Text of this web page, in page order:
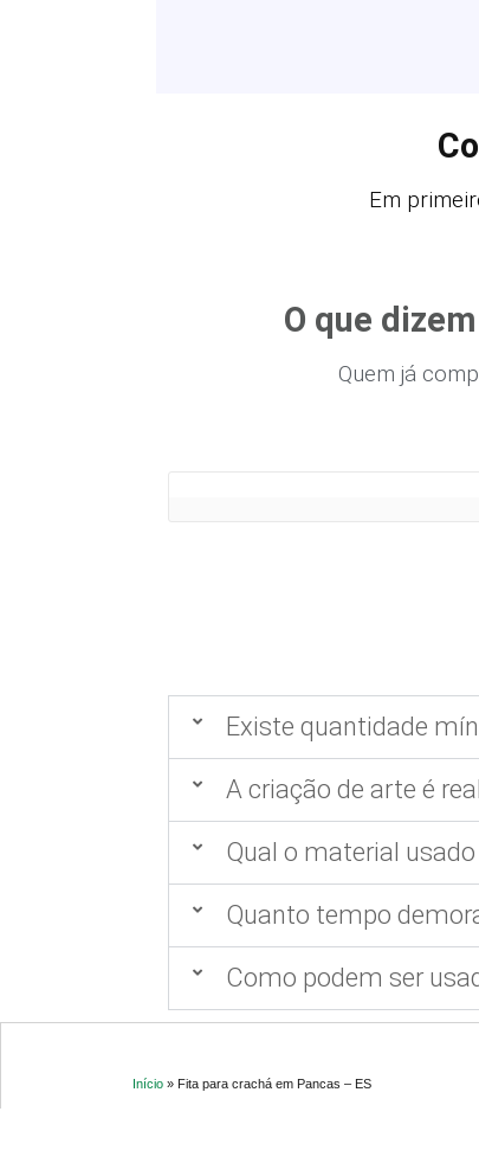
Em
O que
Quem já
Existe quantidade
A criação de arte é
Qual o material
Quanto tempo
Como podem ser
Início » Fita para crachá em Pancas – ES